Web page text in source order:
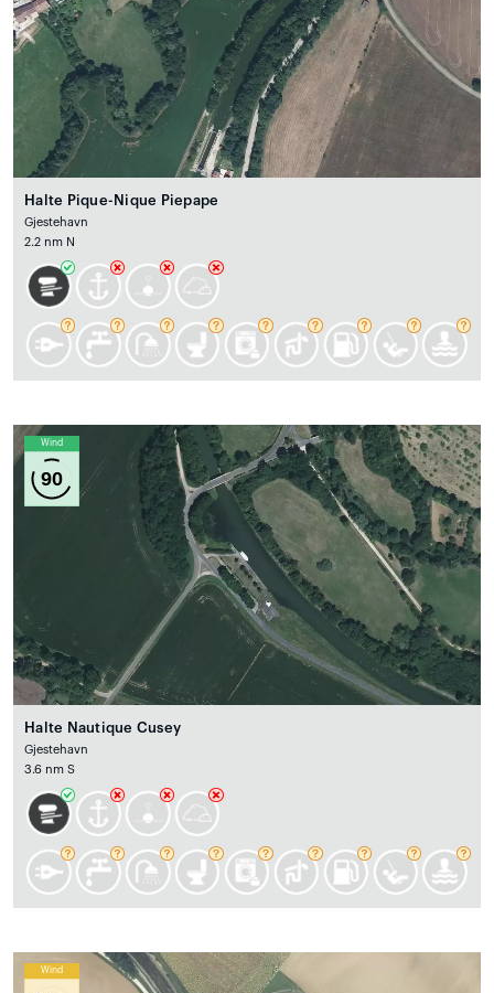
Halte Pique-Nique Piepape
Gjestehavn
2.2 nm N
Wind
90
Halte Nautique Cusey
Gjestehavn
3.6 nm S
Wind